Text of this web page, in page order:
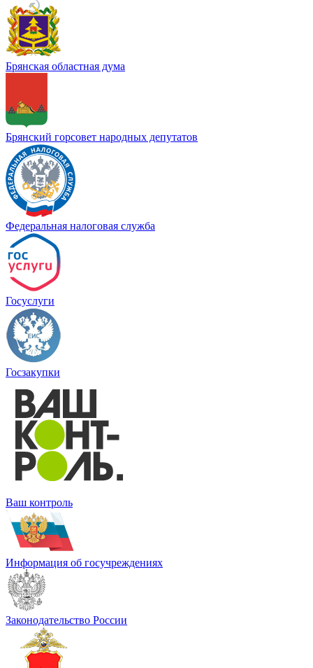
Брянская областная дума
Брянский горсовет народных депутатов
Федеральная налоговая служба
Госуслуги
Госзакупки
Ваш контроль
Информация об госучреждениях
Законодательство России